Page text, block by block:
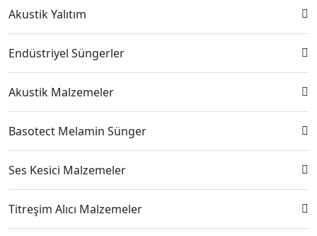
Akustik Yalıtım
Endüstriyel Süngerler
Akustik Malzemeler
Basotect Melamin Sünger
Ses Kesici Malzemeler
Titreşim Alıcı Malzemeler